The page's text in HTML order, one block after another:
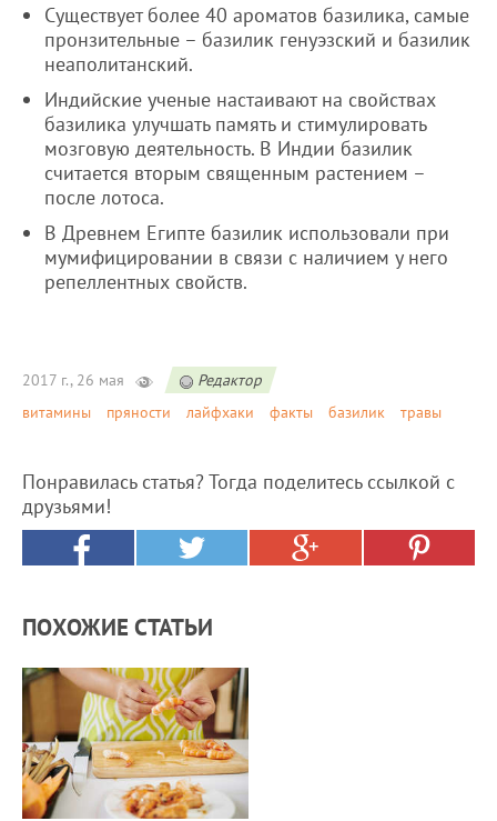
Существует более 40 ароматов базилика, самые
пронзительные – базилик генуэзский и базилик
неаполитанский.
Индийские ученые настаивают на свойствах
базилика улучшать память и стимулировать
мозговую деятельность. В Индии базилик
считается вторым священным растением –
после лотоса.
В Древнем Египте базилик использовали при
мумифицировании в связи с наличием у него
репеллентных свойств.
2017 г., 26 мая
Редактор
витамины
пряности лайфхаки факты базилик травы
Понравилась статья? Тогда поделитесь ссылкой с
друзьями!
ПОХОЖИЕ СТАТЬИ